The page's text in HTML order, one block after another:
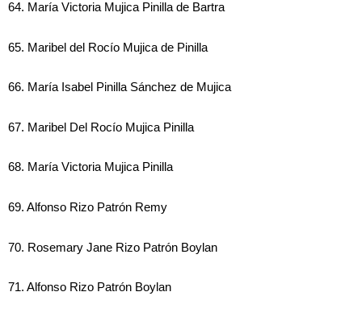
64. María Victoria Mujica Pinilla de Bartra
65. Maribel del Rocío Mujica de Pinilla
66. María Isabel Pinilla Sánchez de Mujica
67. Maribel Del Rocío Mujica Pinilla
68. María Victoria Mujica Pinilla
69. Alfonso Rizo Patrón Remy
70. Rosemary Jane Rizo Patrón Boylan
71. Alfonso Rizo Patrón Boylan